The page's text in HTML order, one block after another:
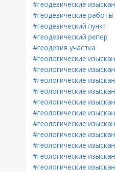
#геодезические
#геодезические работы
#геодезический пункт
#геодезический репер
#геодезия участка
#геологические
#геологические
#геологические
#геологические
#геологические
#геологические
#геологические
#геологические
#геологические
#геологические
#геологические